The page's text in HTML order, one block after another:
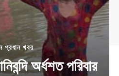
প্রধান খবর
অর্ধশত পরিবার